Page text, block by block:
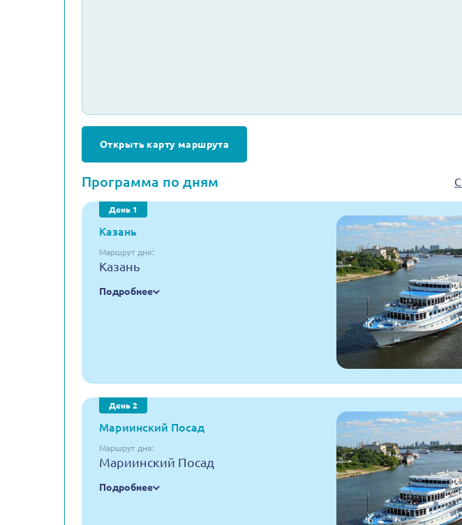
Открыть карту маршрута
Программа по дням
День 1
Казань
Маршрут дня:
Казань
Подробнее
День 2
Мариинский Посад
Маршрут дня:
Мариинский Посад
Подробнее